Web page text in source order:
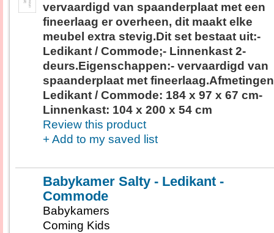
vervaardigd van spaanderplaat met een
fineerlaag er overheen, dit maakt elke
meubel extra stevig.Dit set bestaat uit:-
Ledikant / Commode;- Linnenkast 2-
deurs.Eigenschappen:- vervaardigd van
spaanderplaat met
Ledikant / Commode: 184 x 97 x 67 cm-
Linnenkast: 104 x 200 x 54 cm
Review this product
+ Add to my saved list
Babykamer Salty - Ledikant -
Commode
Babykamers
Coming Kids